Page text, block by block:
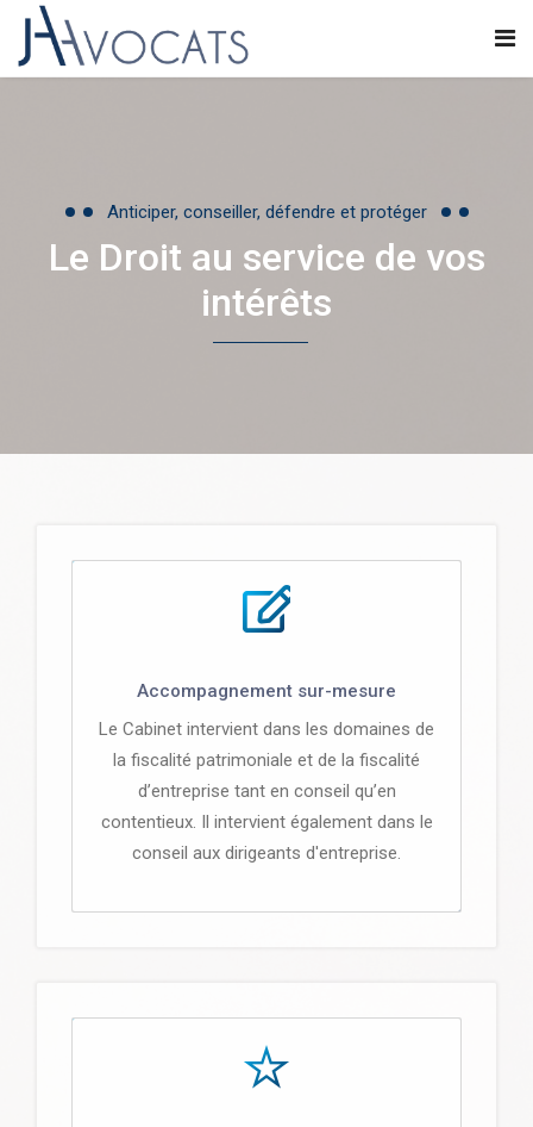
Anticiper, conseiller, défendre et protéger
Le Droit au service de vos
intérêts
Accompagnement sur-mesure
Le Cabinet intervient dans les domaines de
la fiscalité patrimoniale et de la fiscalité
d’entreprise tant en conseil qu’en
contentieux. Il intervient également dans le
conseil aux dirigeants d'entreprise.